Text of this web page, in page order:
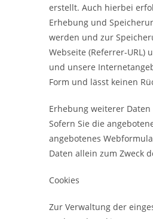
erstellt. Auch hierbei
Erhebung und
werden und zur
Webseite (Referrer-
und unsere
Form und lässt keinen
Erhebung weiterer Daten
Sofern Sie die
angebotenes
Daten allein zum Zweck
Cookies
Zur Verwaltung der